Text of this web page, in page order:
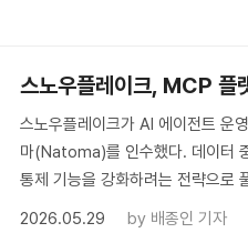
스노우플레이크, MCP 플
스노우플레이크가 AI 에이전트
마(Natoma)를 인수했다. 데이터
통제 기능을 강화하려는 전략으로
2026.05.29
by 배종인 기자